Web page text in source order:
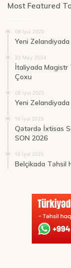
Most Featured
08 İyul 2025
Yeni
23 May 2024
İtaliyada Magistr
Çoxu
08 İyul 2025
Yeni
10 İyul 2025
Qətərdə İxtisas
SON 2026
10 İyul 2025
Belçikada Təhsil